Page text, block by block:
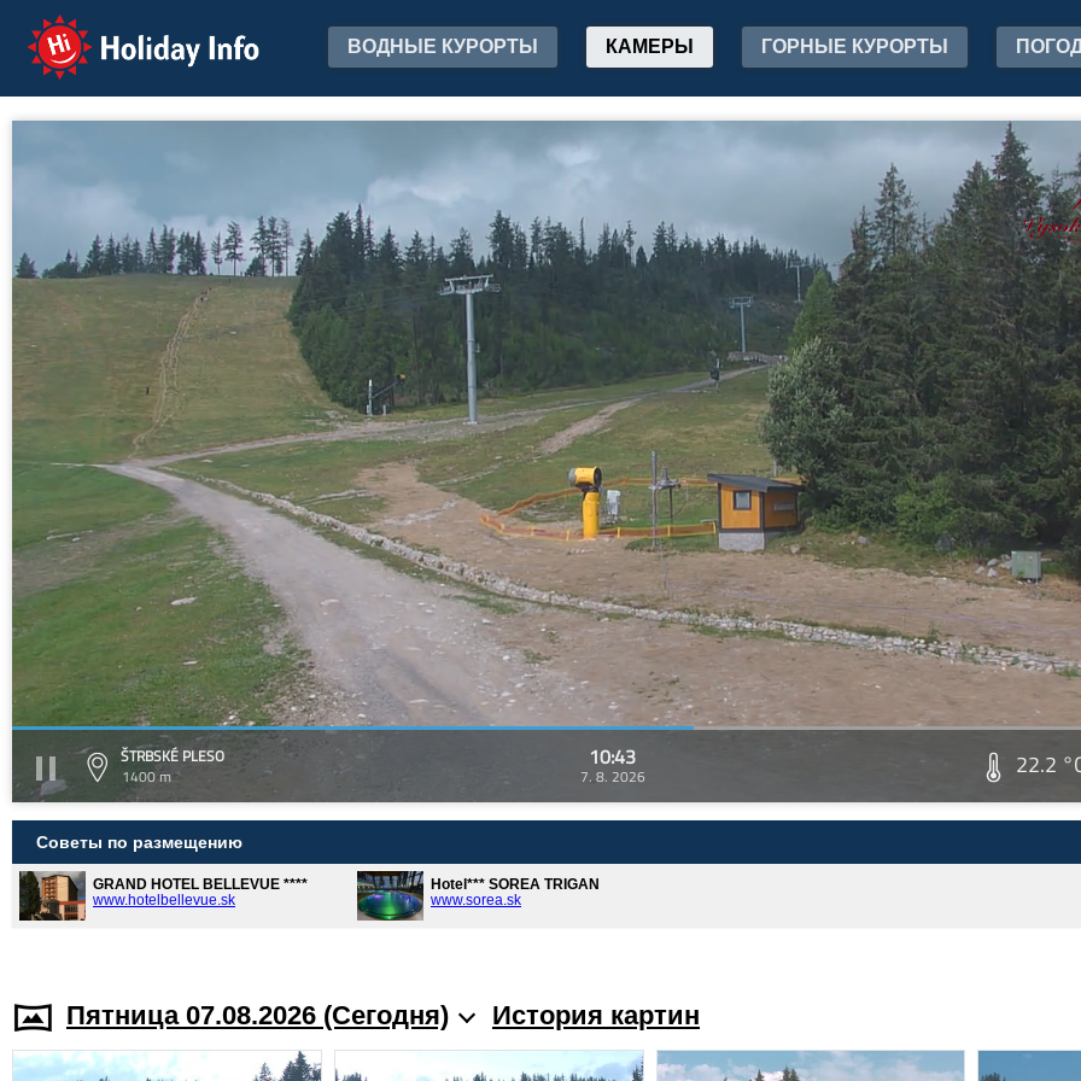
Holiday Info ВОДНЫЕ КУРОРТЫ КАМЕРЫ ГОРНЫЕ КУРОРТЫ
ŠTRBSKÉ PLESO
1400 m
10:43
7. 8. 2026 22.2
Советы по размещению
GRAND HOTEL BELLEVUE ****
www.hotelbellevue.sk
Hotel*** SOREA TRIGAN
www.sorea.sk
Пятница 07.08.2026 (Cегодня) История картин